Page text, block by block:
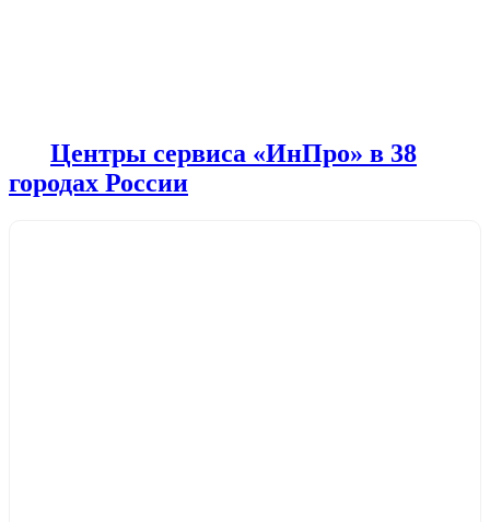
Центры сервиса «ИнПро» в 38
городах России